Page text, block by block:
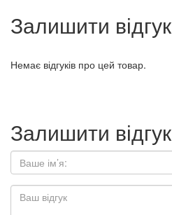
Залишити відгук
Немає відгуків про цей товар.
Залишити відгук